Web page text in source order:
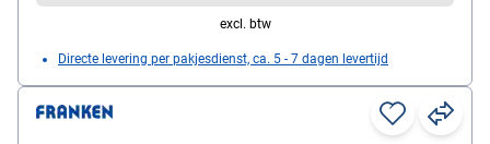
excl. btw
Directe levering per pakjesdienst, ca. 5 - 7 dagen levertijd